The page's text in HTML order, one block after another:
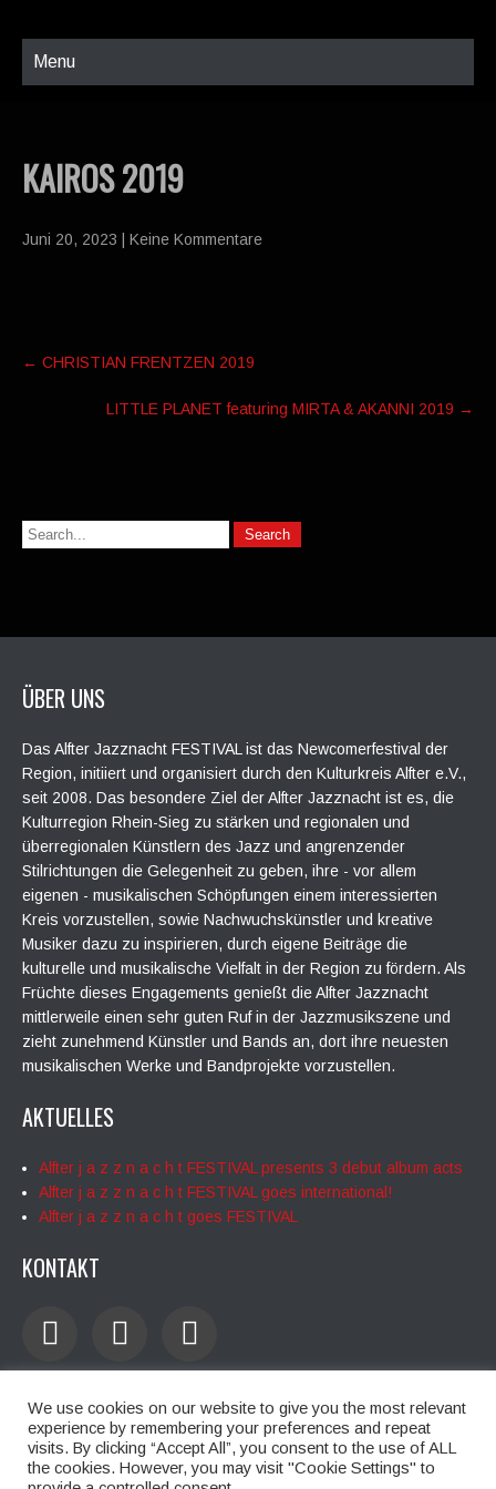
Menu
KAIROS 2019
Juni 20, 2023 Keine Kommentare
navigation
← CHRISTIAN FRENTZEN 2019
LITTLE PLANET featuring MIRTA & AKANNI 2019 →
ÜBER UNS
Das Alfter Jazznacht FESTIVAL ist das Newcomerfestival der
Region, initiiert und organisiert durch den Kulturkreis Alfter e.V.,
seit 2008. Das besondere Ziel der Alfter Jazznacht ist es, die
Kulturregion Rhein-Sieg zu stärken und regionalen und
überregionalen Künstlern des Jazz und angrenzender
Stilrichtungen die Gelegenheit zu geben, ihre - vor allem
eigenen - musikalischen Schöpfungen einem interessierten
Kreis vorzustellen, sowie Nachwuchskünstler und kreative
Musiker dazu zu inspirieren, durch eigene Beiträge die
kulturelle und musikalische Vielfalt in der Region zu fördern. Als
Früchte dieses Engagements genießt die Alfter Jazznacht
mittlerweile einen sehr guten Ruf in der Jazzmusikszene und
zieht zunehmend Künstler und Bands an, dort ihre neuesten
musikalischen Werke und Bandprojekte vorzustellen.
AKTUELLES
Alfter j a z z n a c h t FESTIVAL presents 3 debut album acts
Alfter j a z z n a c h t FESTIVAL goes international!
Alfter j a z z n a c h t goes FESTIVAL
KONTAKT
Home Programm 2026 Tickets Anfahrt Media Sponsoren
We use cookies on our website to give you the most relevant
experience by remembering your preferences and repeat
visits. By clicking “Accept All”, you consent to the use of ALL
the cookies. However, you may visit "Cookie Settings" to